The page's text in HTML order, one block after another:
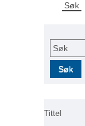
Søk
Søk
Søk
Tittel